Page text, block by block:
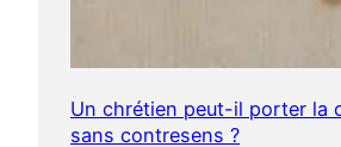
Un chrétien peut-il porter la
sans contresens ?